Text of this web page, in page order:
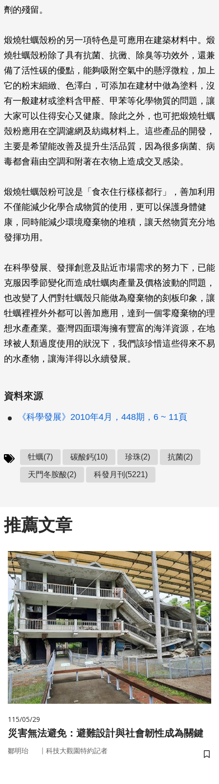
劑的殘留。
煅燒牡蠣殼粉的另一項特色是可應用在建築材料中。煅
燒牡蠣殼粉除了具有抗菌、抗黴、除臭等功效外，還兼
備了活性碳的優點，能夠吸附空氣中的懸浮微粒，加上
它的粉末細緻、色澤白，可添加在建材中做為塗料，沒
有一般建材或塗料含甲醛、甲苯等化學物質的問題，讓
大家可以住得安心又健康。除此之外，也可把煅燒牡蠣
殼粉應用在空調濾網及紡織材料上。這些產品的開發，
主要是希望能改善及提升生活品質，因為很多病菌、病
毒都會藉由空調和附著在衣物上造成交叉感染。
煅燒牡蠣殼粉可說是「食衣住行樣樣都行」，善加利用
不僅能減少化學合成物質的使用，更可以保護身體健
康，同時能減少環境廢棄物的堆積，讓天然物質充分地
發揮功用。
在科學發展、發揮創意及貼近市場需求的努力下，已能
克服因季節變化而造成牡蠣肉產量及價格波動的問題，
也改變了人們對牡蠣殼只能做為廢棄物的刻板印象，讓
牡蠣裡裡外外都可以善加應用，達到一個零廢棄物的理
想水產產業。臺灣四面環海擁有豐富的海洋資源，在地
球被人類過度使用的狀況下，我們該珍惜這些得來不易
的水產物，讓海洋得以永續發展。
資料來源
《科學發展》2010年4月，448期，6 ~ 11頁
牡蠣(7) 碳酸鈣(10) 珍珠(2) 抗菌(2)
天門冬胺酸(2) 科發月刊(5221)
推薦文章
115/05/29
災害無法避免：避難設計與社會韌性成為關鍵
鄒明珆 ｜ 科技大觀園特約記者
儲